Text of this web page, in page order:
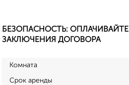
БЕЗОПАСНОСТЬ:
ЗАКЛЮЧЕНИЯ ДОГОВОРА
Комната
Срок аренды